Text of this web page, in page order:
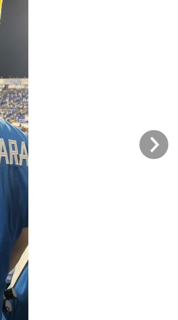
「キオクシアの投資の桁は一つ多くてもいい
想
文